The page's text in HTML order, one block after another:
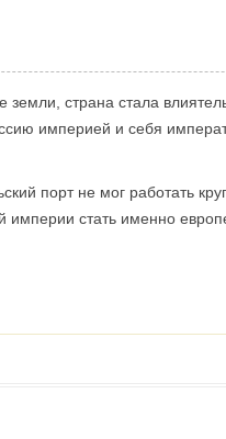
земли, страна стала
империей и себя
порт не мог работать
империи стать именно